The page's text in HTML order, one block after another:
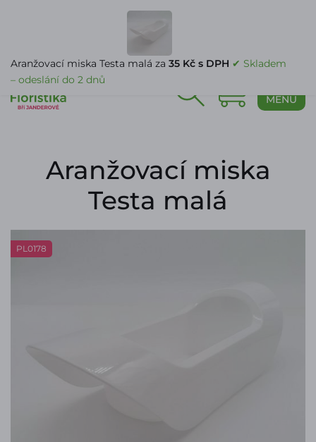
MENU
Aranžovací miska
Testa malá
PL0178
Aranžovací miska Testa malá za 35 Kč s DPH ✔ Skladem
– odeslání do 2 dnů